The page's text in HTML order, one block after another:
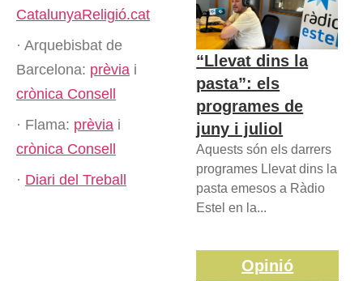
CatalunyaReligió.cat
· Arquebisbat de
Barcelona: prèvia i
crònica Consell
· Flama: prèvia i
crònica Consell
· Diari del Treball
“Llevat dins la
pasta”: els
programes de
juny i juliol
Aquests són els darrers
programes Llevat dins la
pasta emesos a Ràdio
Estel en la...
Opinió